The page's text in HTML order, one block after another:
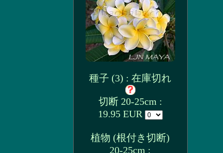
種子 (3) : 在庫切れ
切断 20-25cm :
19.95 EUR
植物 (根付き切断)
20-25cm :